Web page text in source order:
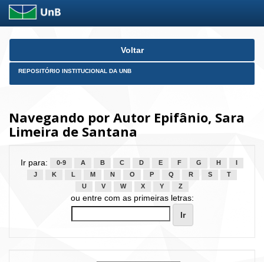
Skip
Voltar
REPOSITÓRIO INSTITUCIONAL DA UNB
Navegando por Autor Epifânio, Sara
Limeira de Santana
Ir para: 0-9 A B C D E F G H
J
K L M N O P Q R S
T
U
V W X Y Z
ou entre com as primeiras letras: